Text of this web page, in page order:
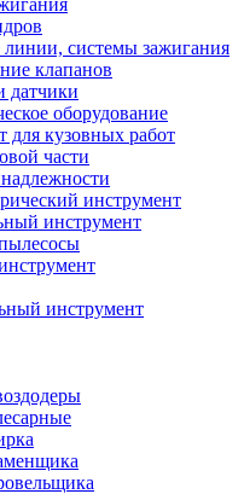
системы зажигания
клапанов
датчики
оборудование
для кузовных работ
части
инструмент
инструмент
инструмент